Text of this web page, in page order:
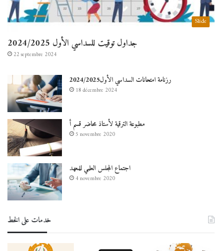
Slide
جداول توقيت للسداسي الأول 2024/2025
22 septembre 2024
رزنامة امتحانات السداسي الأول2024/2025
18 décembre 2024
مطبوعة الترقية لأستاذ محاضر قسم أ
5 novembre 2020
اجتماع المجلس العلمي للمعهد
4 novembre 2020
خدمات على الخط